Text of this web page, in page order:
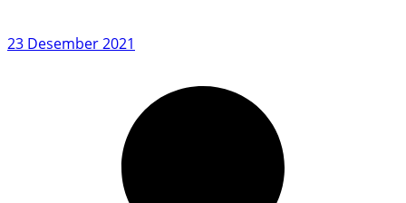
23 Desember 2021